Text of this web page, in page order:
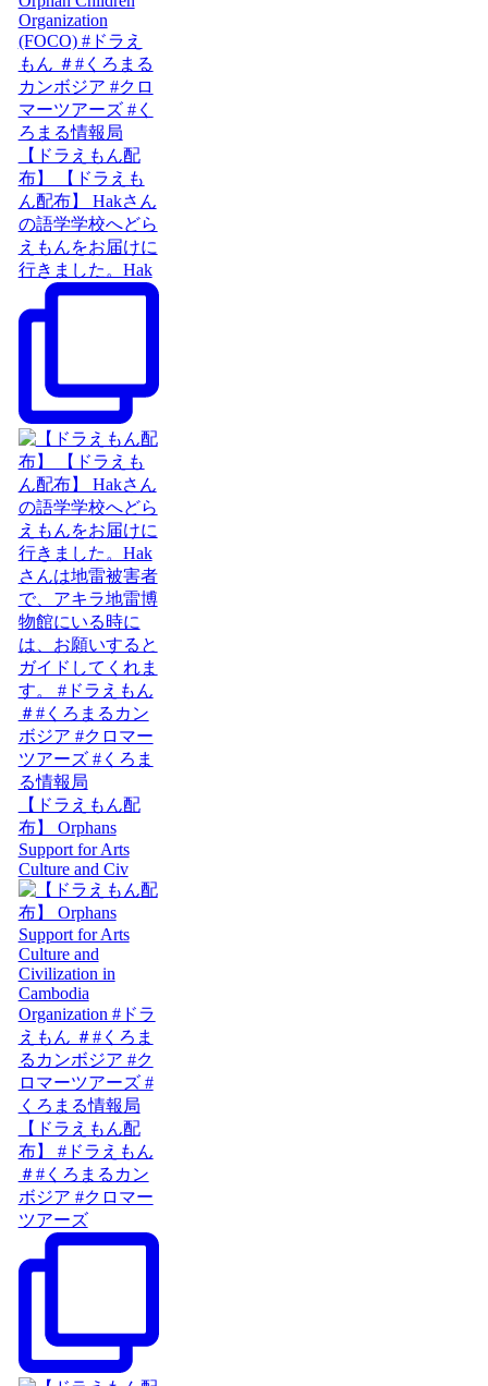
【ドラえもん配
布】 【ドラえも
ん配布】 Hakさん
の語学学校へどら
えもんをお届けに
行きました。Hak
【ドラえもん配
布】 Orphans
Support for Arts
Culture and Civ
【ドラえもん配
布】 #ドラえもん
＃#くろまるカン
ボジア #クロマー
ツアーズ